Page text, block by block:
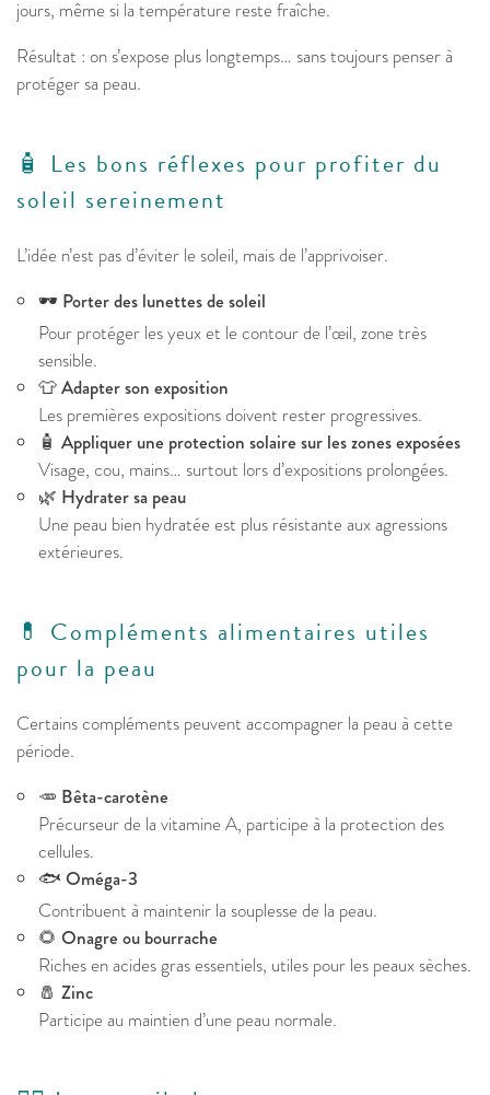
jours, même si la température reste fraîche.
Résultat : on s’expose plus longtemps… sans toujours penser à
protéger sa peau.
🧴 Les bons réflexes pour profiter du
soleil sereinement
L’idée n’est pas d’éviter le soleil, mais de l’apprivoiser.
🕶️ Porter des lunettes de soleil
Pour protéger les yeux et le contour de l’œil, zone très
sensible.
👕Adapter son exposition
Les premières expositions doivent rester progressives.
🧴 Appliquer une protection solaire sur les zones exposées
Visage, cou, mains… surtout lors d’expositions prolongées.
🌿 Hydrater sa peau
Une peau bien hydratée est plus résistante aux agressions
extérieures.
💊 Compléments alimentaires utiles
pour la peau
Certains compléments peuvent accompagner la peau à cette
période.
🥕 Bêta-carotène
Précurseur de la vitamine A, participe à la protection des
cellules.
🐟 Oméga-3
Contribuent à maintenir la souplesse de la peau.
🌻 Onagre ou bourrache
Riches en acides gras essentiels, utiles pour les peaux sèches.
🧂 Zinc
Participe au maintien d’une peau normale.